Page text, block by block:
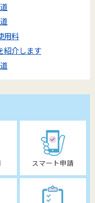
用料
紹介します
スマート申請